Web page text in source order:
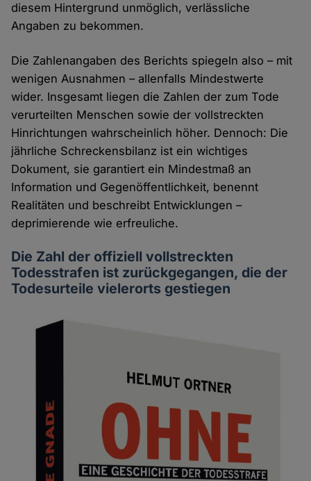
diesem Hintergrund unmöglich, verlässliche
Angaben zu bekommen.
Die Zahlenangaben des Berichts spiegeln also – mit
wenigen Ausnahmen – allenfalls Mindestwerte
wider. Insgesamt liegen die Zahlen der zum Tode
verurteilten Menschen sowie der vollstreckten
Hinrichtungen wahrscheinlich höher. Dennoch: Die
jährliche Schreckensbilanz ist ein wichtiges
Dokument, sie garantiert ein Mindestmaß an
Information und Gegenöffentlichkeit, benennt
Realitäten und beschreibt Entwicklungen –
deprimierende wie erfreuliche.
Die Zahl der offiziell vollstreckten
Todesstrafen ist zurückgegangen, die der
Todesurteile vielerorts gestiegen